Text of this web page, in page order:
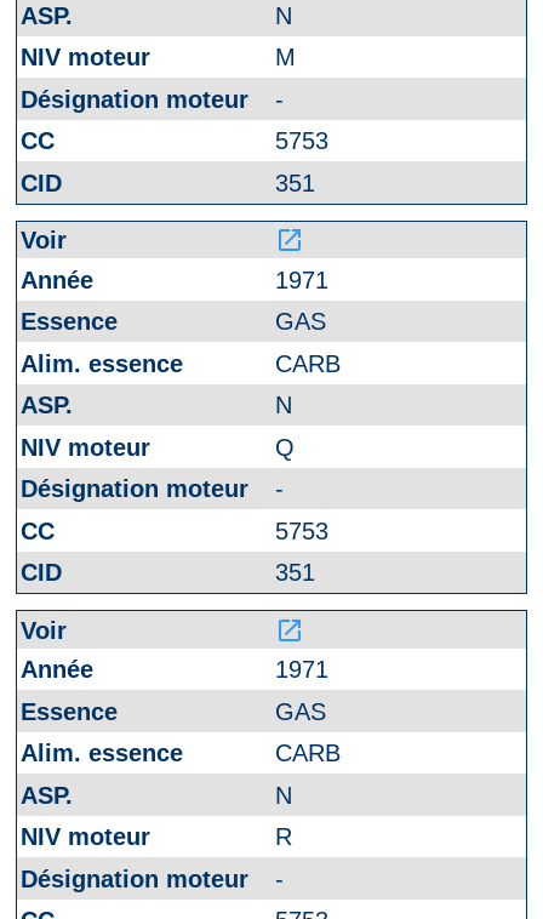
N
M
-
5753
351
launch
1971
GAS
CARB
N
Q
-
5753
351
launch
1971
GAS
CARB
N
R
-